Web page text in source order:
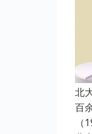
北
百